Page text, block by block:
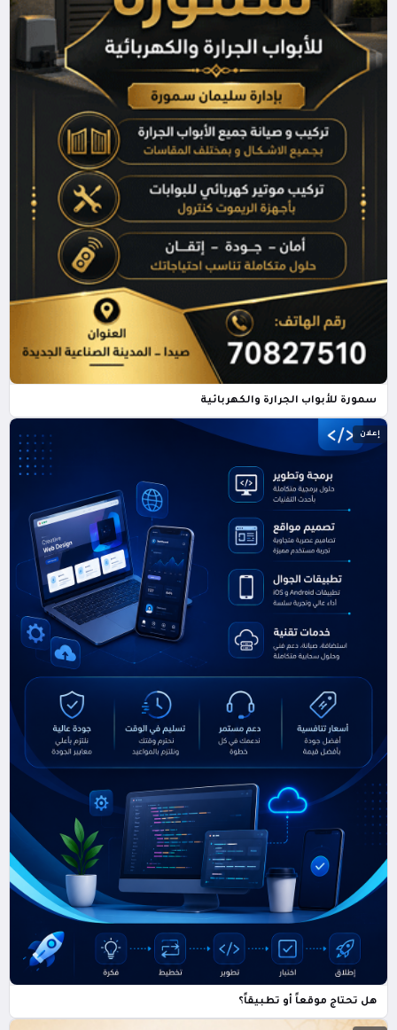
سمورة للأبواب الجرارة والكهربائية
إعلان
هل تحتاج موقعاً أو تطبيقاً؟